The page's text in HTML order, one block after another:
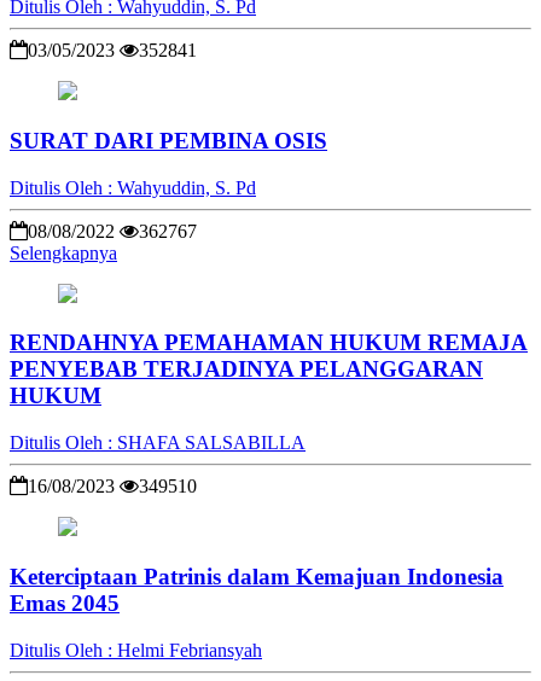
Ditulis Oleh : Wahyuddin, S. Pd
03/05/2023 352841
SURAT DARI PEMBINA OSIS
Ditulis Oleh : Wahyuddin, S. Pd
08/08/2022
362767
Selengkapnya
RENDAHNYA PEMAHAMAN HUKUM REMAJA
PENYEBAB TERJADINYA PELANGGARAN
HUKUM
Ditulis Oleh : SHAFA SALSABILLA
16/08/2023 349510
Keterciptaan Patrinis dalam Kemajuan Indonesia
Emas 2045
Ditulis Oleh : Helmi Febriansyah